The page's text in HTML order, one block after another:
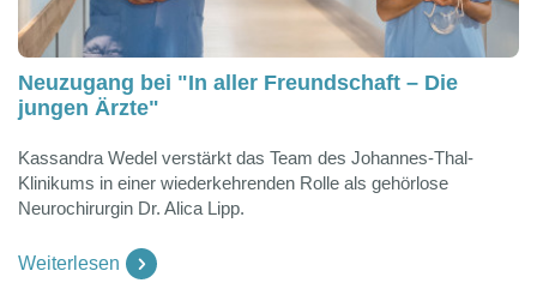
Neuzugang bei "In aller Freundschaft – Die
jungen Ärzte"
Kassandra Wedel verstärkt das Team des Johannes-Thal-
Klinikums in einer wiederkehrenden Rolle als gehörlose
Neurochirurgin Dr. Alica Lipp.
Weiterlesen